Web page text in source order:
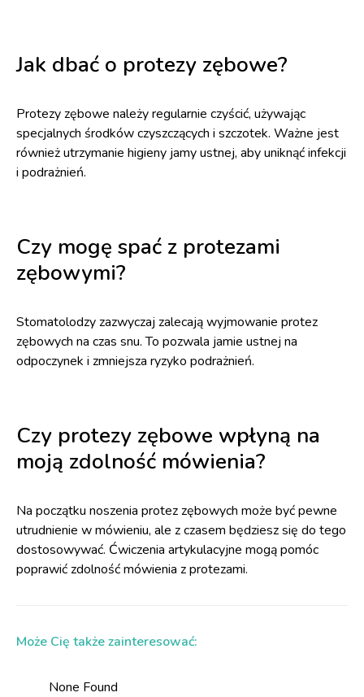
Jak dbać o protezy zębowe?
Protezy zębowe należy regularnie czyścić, używając
specjalnych środków czyszczących i szczotek. Ważne jest
również utrzymanie higieny jamy ustnej, aby uniknąć infekcji
i podrażnień.
Czy mogę spać z protezami
zębowymi?
Stomatolodzy zazwyczaj zalecają wyjmowanie protez
zębowych na czas snu. To pozwala jamie ustnej na
odpoczynek i zmniejsza ryzyko podrażnień.
Czy protezy zębowe wpłyną na
moją zdolność mówienia?
Na początku noszenia protez zębowych może być pewne
utrudnienie w mówieniu, ale z czasem będziesz się do tego
dostosowywać. Ćwiczenia artykulacyjne mogą pomóc
poprawić zdolność mówienia z protezami.
Może Cię także zainteresować:
None Found